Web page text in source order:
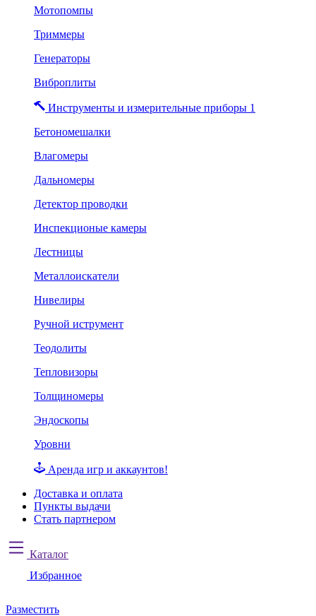
Мотопомпы
Триммеры
Генераторы
Виброплиты
Инструменты и измерительные приборы 1
Бетономешалки
Влагомеры
Дальномеры
Детектор проводки
Инспекционые камеры
Лестницы
Металлоискатели
Нивелиры
Ручной иструмент
Теодолиты
Тепловизоры
Толщиномеры
Эндоскопы
Уровни
Аренда игр и аккаунтов!
Доставка и оплата
Пункты выдачи
Стать партнером
Каталог
Избранное
Разместить